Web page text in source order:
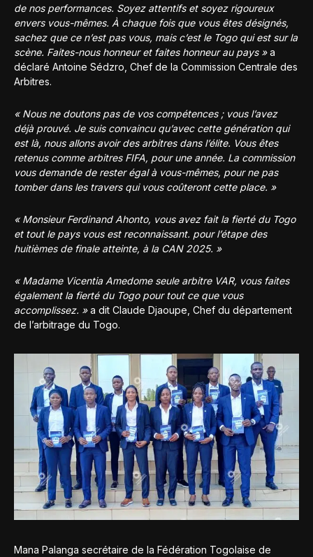
de nos performances. Soyez attentifs et soyez rigoureux
envers vous-mêmes. À chaque fois que vous êtes désignés,
sachez que ce n’est pas vous, mais c’est le Togo qui est sur la
scène. Faites-nous honneur et faites honneur au pays »a
déclaré Antoine Sédzro, Chef de la Commission Centrale des
Arbitres.
« Nous ne doutons pas de vos compétences ; vous l’avez
déjà prouvé. Je suis convaincu qu’avec cette génération qui
est là, nous allons avoir des arbitres dans l’élite. Vous êtes
retenus comme arbitres FIFA, pour une année. La commission
vous demande de rester égal à vous-mêmes, pour ne pas
tomber dans les travers qui vous coûteront cette place. »
« Monsieur Ferdinand Ahonto, vous avez fait la fierté du Togo
et tout le pays vous est reconnaissant. pour l’étape des
huitièmes de finale atteinte, à la CAN 2025. »
« Madame Vicentia Amedome seule arbitre VAR, vous faites
également la fierté du Togo pour tout ce que vous
accomplissez. »a dit Claude Djaoupe, Chef du département
de l’arbitrage du Togo.
Mana Palanga secrétaire de la Fédération Togolaise de